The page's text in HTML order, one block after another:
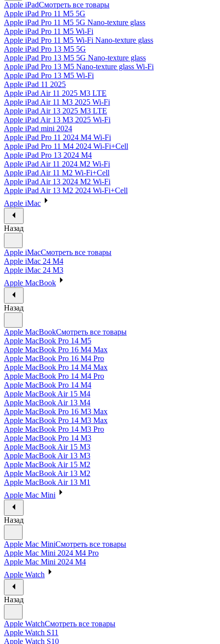
Apple iPadСмотреть все товары
Apple iPad Pro 11 M5 5G
Apple iPad Pro 11 M5 5G Nano-texture glass
Apple iPad Pro 11 M5 Wi-Fi
Apple iPad Pro 11 M5 Wi-Fi Nano-texture glass
Apple iPad Pro 13 M5 5G
Apple iPad Pro 13 M5 5G Nano-texture glass
Apple iPad Pro 13 M5 Nano-texture glass Wi-Fi
Apple iPad Pro 13 M5 Wi-Fi
Apple iPad 11 2025
Apple iPad Air 11 2025 M3 LTE
Apple iPad Air 11 M3 2025 Wi-Fi
Apple iPad Air 13 2025 M3 LTE
Apple iPad Air 13 M3 2025 Wi-Fi
Apple iPad mini 2024
Apple iPad Pro 11 2024 M4 Wi-Fi
Apple iPad Pro 11 M4 2024 Wi-Fi+Cell
Apple iPad Pro 13 2024 M4
Apple iPad Air 11 2024 M2 Wi-Fi
Apple iPad Air 11 M2 Wi-Fi+Cell
Apple iPad Air 13 2024 M2 Wi-Fi
Apple iPad Air 13 M2 2024 Wi-Fi+Cell
Apple iMac
Назад
Apple iMacСмотреть все товары
Apple iMac 24 M4
Apple iMac 24 M3
Apple MacBook
Назад
Apple MacBookСмотреть все товары
Apple MacBook Pro 14 M5
Apple MacBook Pro 16 M4 Max
Apple MacBook Pro 16 M4 Pro
Apple MacBook Pro 14 M4 Max
Apple MacBook Pro 14 M4 Pro
Apple MacBook Pro 14 M4
Apple MacBook Air 15 M4
Apple MacBook Air 13 M4
Apple MacBook Pro 16 M3 Max
Apple MacBook Pro 14 M3 Max
Apple MacBook Pro 14 M3 Pro
Apple MacBook Pro 14 M3
Apple MacBook Air 15 M3
Apple MacBook Air 13 M3
Apple MacBook Air 15 M2
Apple MacBook Air 13 M2
Apple MacBook Air 13 M1
Apple Mac Mini
Назад
Apple Mac MiniСмотреть все товары
Apple Mac Mini 2024 M4 Pro
Apple Mac Mini 2024 M4
Apple Watch
Назад
Apple WatchСмотреть все товары
Apple Watch S11
Apple Watch S10